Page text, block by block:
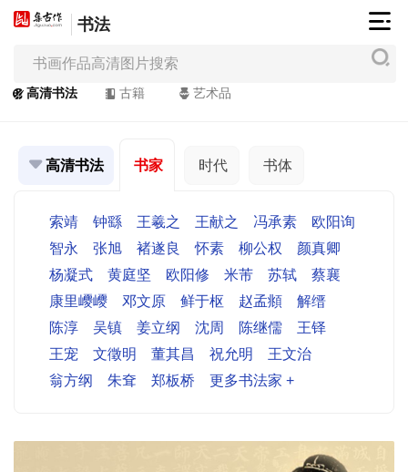
书法
高清书法 古籍 艺术品
高清书法 书家 时代 书体
索靖 钟繇 王羲之 王献之 冯承素
欧阳询
智永
张旭 褚遂良 怀素 柳公权
颜真卿
杨凝式
黄庭坚 欧阳修 米芾 苏轼
蔡襄
康里巎巎
邓文原 鲜于枢 赵孟頫
解缙
陈淳
吴镇 姜立纲 沈周 陈继儒
王铎
王宠
文徵明 董其昌 祝允明
王文治
翁方纲
朱耷 郑板桥 更多书法家 +
古
作
网
Painting
Calligraphy